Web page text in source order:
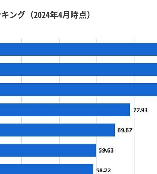
ング（2024年4月時点）